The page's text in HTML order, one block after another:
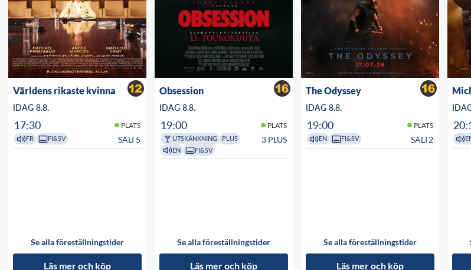
Världens rikaste kvinna
IDAG 8.8.
17:30 PLATS
FR FI&SV SALI 5
Se alla föreställningstider
Läs mer och köp
Obsession
IDAG 8.8.
19:00 PLATS
UTSKÄNKNING
PLUS
EN
FI&SV
3 PLUS
Se alla föreställningstider
Läs mer och köp
The Odyssey
IDAG 8.8.
19:00 PLATS
EN FI&SV SALI 2
Se alla föreställningstider
Läs mer och köp